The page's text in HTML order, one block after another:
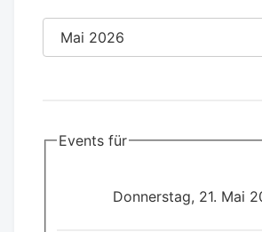
Events für
Donnerstag, 21. Mai